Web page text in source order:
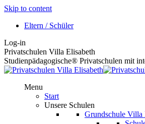
Skip to content
Eltern / Schüler
Log-in
Privatschulen Villa Elisabeth
Studienpädagogische® Privatschulen mit
Menu
Start
Unsere Schulen
Grundschule Villa